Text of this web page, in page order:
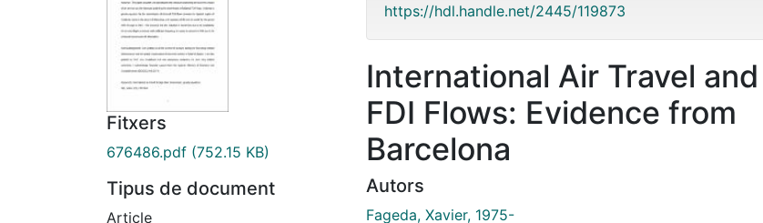
Fitxers
676486.pdf (752.15 KB)
Tipus de document
Article
https://hdl.handle.net/2445/119873
International Air Travel and
FDI Flows: Evidence from
Barcelona
Autors
Fageda, Xavier, 1975-